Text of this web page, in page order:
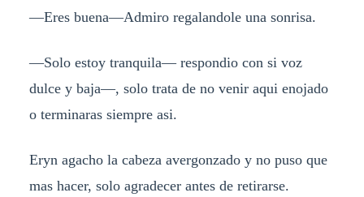
—Eres buena—Admiro regalandole una sonrisa.
—Solo estoy tranquila— respondio con si voz
dulce y baja—, solo trata de no venir aqui enojado
o terminaras siempre asi.
Eryn agacho la cabeza avergonzado y no puso que
mas hacer, solo agradecer antes de retirarse.